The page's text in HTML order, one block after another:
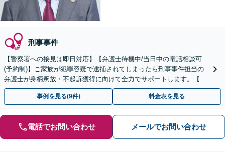
刑事事件
【警察署への接見は即日対応】【弁護士待機中/当日中の電話相談可
(予約制)】ご家族が犯罪容疑で逮捕されてしまったら刑事事件担当の
弁護士が身柄釈放・不起訴獲得に向けて全力でサポートします。【毎
月100名以上の相談実績】【関西全域対応】
事例を見る(9件) 料金表を見る
電話でお問い合わせ メールでお問い合わせ